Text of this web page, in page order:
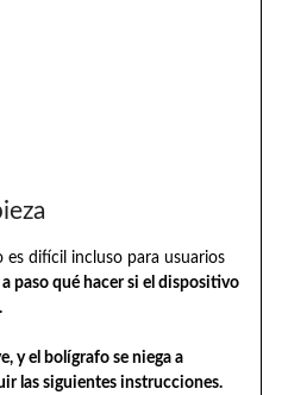
difícil incluso para usuarios
paso qué hacer si el dispositivo
y el bolígrafo se niega a
las siguientes instrucciones.